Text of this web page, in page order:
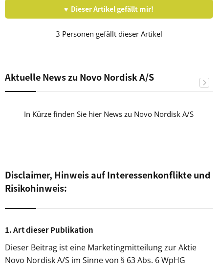
♥ Dieser Artikel gefällt mir!
3 Personen gefällt dieser Artikel
Aktuelle News zu Novo Nordisk A/S
In Kürze finden Sie hier News zu Novo Nordisk A/S
Disclaimer, Hinweis auf Interessenkonflikte und
Risikohinweis:
1. Art dieser Publikation
Dieser Beitrag ist eine Marketingmitteilung zur Aktie
Novo Nordisk A/S im Sinne von § 63 Abs. 6 WpHG